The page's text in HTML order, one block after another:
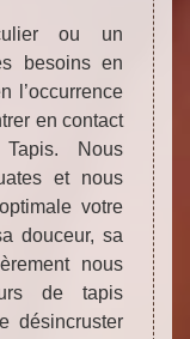
ou un
besoins en
l’occurrence
en contact
Nous
et nous
votre
douceur, sa
nous
de tapis
désincruster